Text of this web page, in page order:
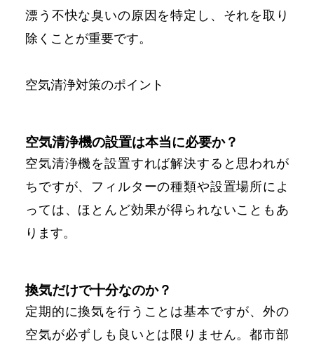
漂う不快な臭いの原因を特定し、それを取り
除くことが重要です。
空気清浄対策のポイント
空気清浄機の設置は本当に必要か？
空気清浄機を設置すれば解決すると思われが
ちですが、フィルターの種類や設置場所によ
っては、ほとんど効果が得られないこともあ
ります。
換気だけで十分なのか？
定期的に換気を行うことは基本ですが、外の
空気が必ずしも良いとは限りません。都市部